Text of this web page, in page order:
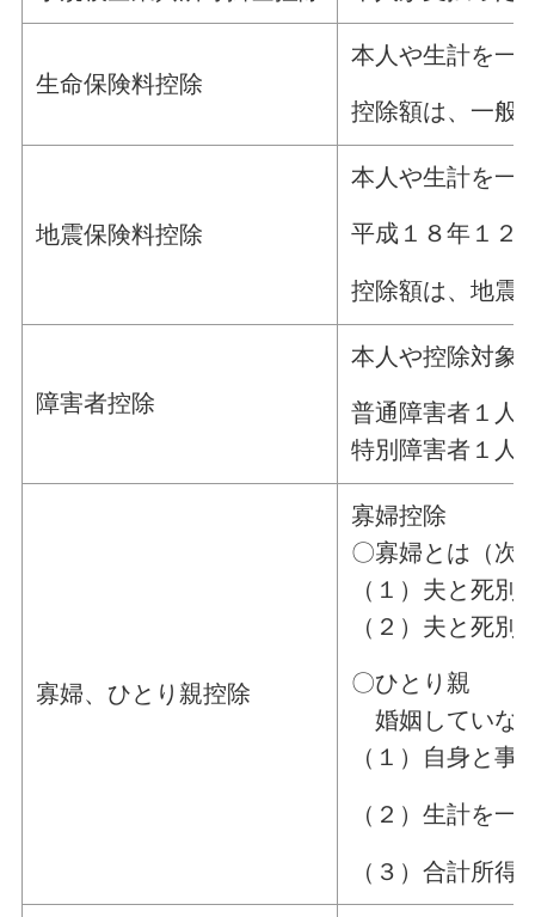
生命保険料控除
本人や生計を一
控除額は、一般
地震保険料控除
本人や生計を一
平成１８年１２
控除額は、地震
障害者控除
本人や控除対象
普通障害者１
特別障害者１
寡婦、ひとり親控除
寡婦控除
〇寡婦とは（次
（１）夫と死
（２）夫と死
〇ひとり
婚姻していな
（１）自身と
（２）生計を
（３）合計所